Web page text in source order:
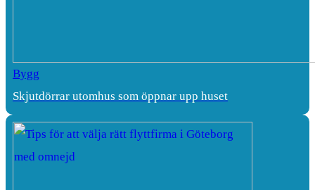
Bygg
Skjutdörrar utomhus som öppnar upp huset